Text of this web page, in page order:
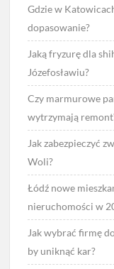
Gdzie w
dopasowanie?
Jaką fryzurę dla
Józefosławiu?
Czy marmurowe
wytrzymają
Jak zabezpieczyć
Woli?
Łódź nowe
nieruchomości w
Jak wybrać firmę
by uniknąć kar?